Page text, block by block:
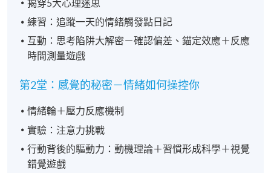
揭穿5大心理迷思
練習：追蹤一天的情緒觸發點日記
互動：思考陷阱大解密－確認偏差、錨定效應＋反應
時間測量遊戲
第2堂：感覺的秘密－情緒如何操控你
情緒輪＋壓力反應機制
實驗：注意力挑戰
行動背後的驅動力：動機理論＋習慣形成科學＋視覺
錯覺遊戲